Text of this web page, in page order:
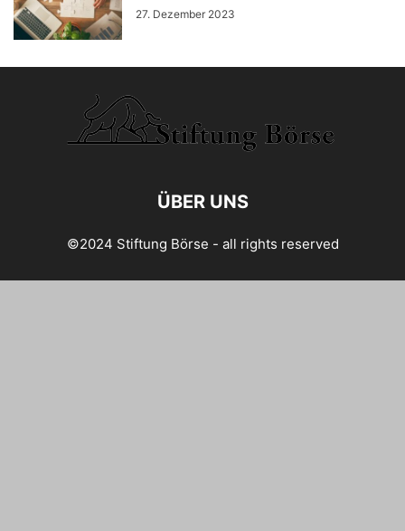
27. Dezember 2023
ÜBER UNS
©2024 Stiftung Börse - all rights reserved